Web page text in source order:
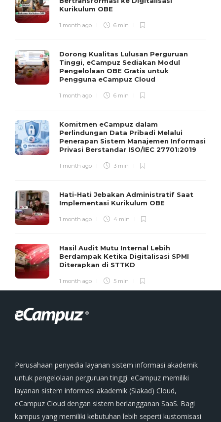
Kurikulum OBE
1 month ago 6 min
Dorong Kualitas Lulusan Perguruan
Tinggi, eCampuz Sediakan Modul
Pengelolaan OBE Gratis untuk
Pengguna eCampuz Cloud
1 month ago 6 min
Komitmen eCampuz dalam
Perlindungan Data Pribadi Melalui
Penerapan Sistem Manajemen Informasi
Privasi Berstandar ISO/IEC 27701:2019
1 month ago 3 min
Hati-Hati Jebakan Administratif Saat
Implementasi Kurikulum OBE
1 month ago 4 min
Hasil Audit Mutu Internal Lebih
Berdampak Ketika Digitalisasi SPMI
Diterapkan di STTKD
1 month ago 5 min
Perusahaan penyedia layanan sistem informasi akademik
untuk pengelolaan perguruan tinggi. eCampuz memiliki
layanan sistem informasi akademik (Siakad) Cloud,
eCampuz Cloud dengan sistem berlangganan SaaS. Bagi
kampus yang memiliki kebutuhan lebih seperti kustomisasi